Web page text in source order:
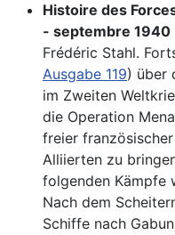
Histoire des
- septembre 1940
Frédéric Stahl.
Ausgabe 119) über
im Zweiten
die Operation
freier
Alliierten zu
folgenden Kämpfe
Nach dem
Schiffe nach